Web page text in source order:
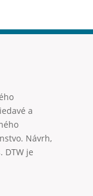
a
Návrh,
DTW je